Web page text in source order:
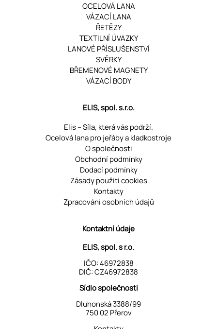
OCELOVÁ LANA
VÁZACÍ LANA
ŘETĚZY
TEXTILNÍ ÚVAZKY
LANOVÉ PŘÍSLUŠENSTVÍ
SVĚRKY
BŘEMENOVÉ MAGNETY
VÁZACÍ BODY
ELIS, spol. s.r.o.
Elis – Síla, která vás podrží.
Ocelová lana pro jeřáby a kladkostroje
O společnosti
Obchodní podmínky
Dodací podmínky
Zásady použití cookies
Kontakty
Zpracování osobních údajů
Kontaktní údaje
ELIS, spol. s r.o.
IČO: 46972838
DIČ: CZ46972838
Sídlo společnosti
Dluhonská 3388/99
750 02 Přerov